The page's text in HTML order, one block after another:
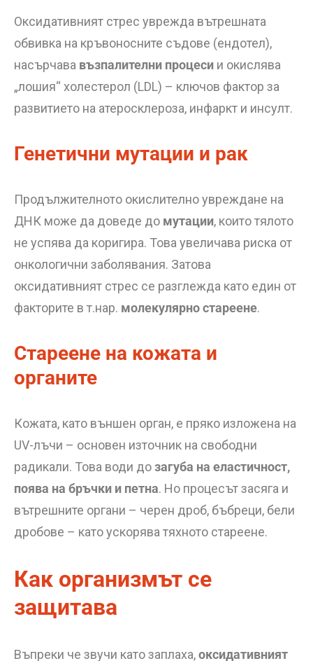
Оксидативният стрес уврежда вътрешната
обвивка на кръвоносните съдове (ендотел),
насърчава възпалителни процеси и окислява
„лошия“ холестерол (LDL) – ключов фактор за
развитието на атеросклероза, инфаркт и инсулт.
Генетични мутации и рак
Продължителното окислително увреждане на
ДНК може да доведе до мутации, които тялото
не успява да коригира. Това увеличава риска от
онкологични заболявания. Затова
оксидативният стрес се разглежда като един от
факторите в т.нар. молекулярно стареене.
Стареене на кожата и
органите
Кожата, като външен орган, е пряко изложена на
UV-лъчи – основен източник на свободни
радикали. Това води дозагуба на еластичност,
поява на бръчки и петна. Но процесът засяга и
вътрешните органи – черен дроб, бъбреци, бели
дробове – като ускорява тяхното стареене.
Как организмът се
защитава
Въпреки че звучи като заплаха,оксидативният